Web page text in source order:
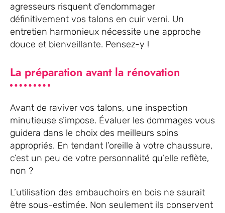
agresseurs risquent d’endommager
définitivement vos talons en cuir verni. Un
entretien harmonieux nécessite une approche
douce et bienveillante. Pensez-y !
La préparation avant la rénovation
Avant de raviver vos talons, une inspection
minutieuse s’impose. Évaluer les dommages vous
guidera dans le choix des meilleurs soins
appropriés. En tendant l’oreille à votre chaussure,
c’est un peu de votre personnalité qu’elle reflète,
non ?
L’utilisation des embauchoirs en bois ne saurait
être sous-estimée. Non seulement ils conservent